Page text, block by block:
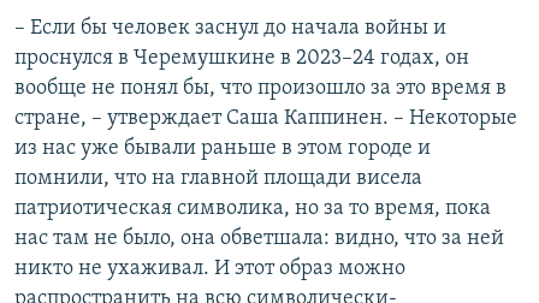
– Если бы человек заснул до начала войны и
проснулся в Черемушкине в 2023–24 годах, он
вообще не понял бы, что произошло за это время в
стране, – утверждает Саша Каппинен. – Некоторые
из нас уже бывали раньше в этом городе и
помнили, что на главной площади висела
патриотическая символика, но за то время, пока
нас там не было, она обветшала: видно, что за ней
никто не ухаживал. И этот образ можно